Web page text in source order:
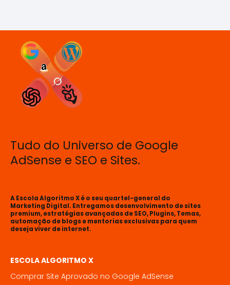
Tudo do Universo de Google
AdSense e SEO e Sites.
A Escola Algoritmo X é o seu quartel-general do
Marketing Digital. Entregamos desenvolvimento de sites
premium, estratégias avançadas de SEO, Plugins, Temas,
automação de blogs e mentorias exclusivas para quem
deseja viver de internet.
ESCOLA ALGORITMO X
Comprar Site Aprovado no Google AdSense